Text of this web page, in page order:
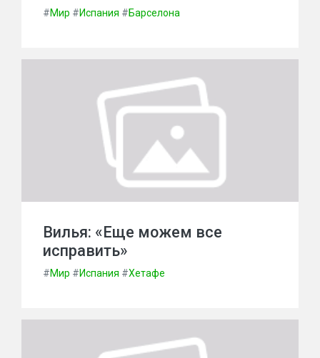
#Мир #Испания #Барселона
Вилья: «Еще можем все
исправить»
#Мир #Испания #Хетафе